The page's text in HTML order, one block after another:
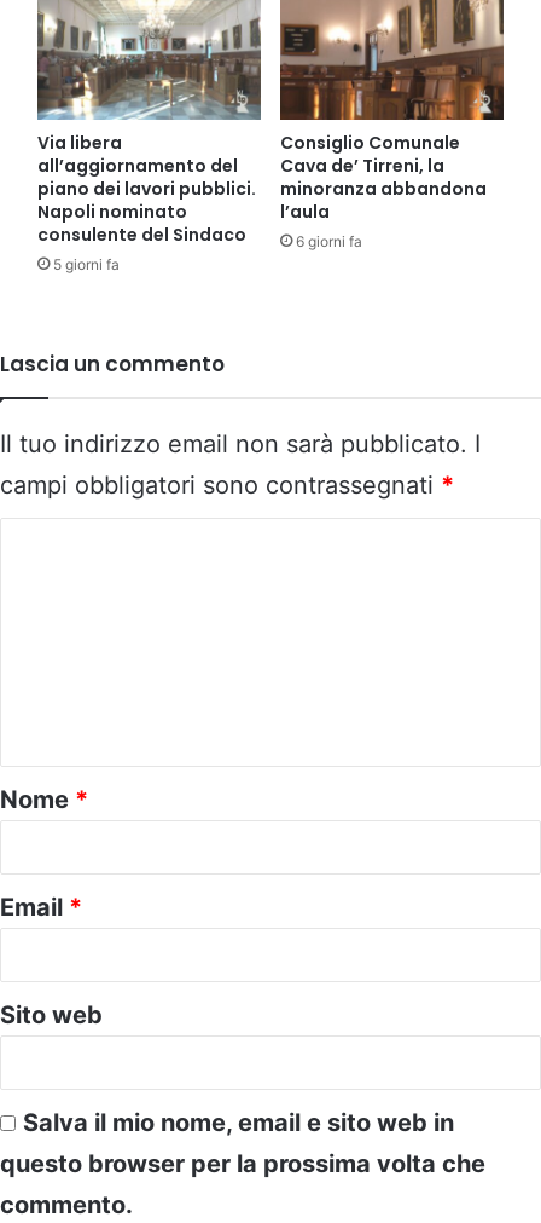
Via libera
all’aggiornamento del
piano dei lavori pubblici.
Napoli nominato
consulente del Sindaco
5 giorni fa
Consiglio Comunale
Cava de’ Tirreni, la
minoranza abbandona
l’aula
6 giorni fa
Lascia un commento
Il tuo indirizzo email non sarà pubblicato. I
campi obbligatori sono contrassegnati *
o
*
Nome *
Email *
Sito web
Salva il mio nome, email e sito web in
questo browser per la prossima volta che
commento.